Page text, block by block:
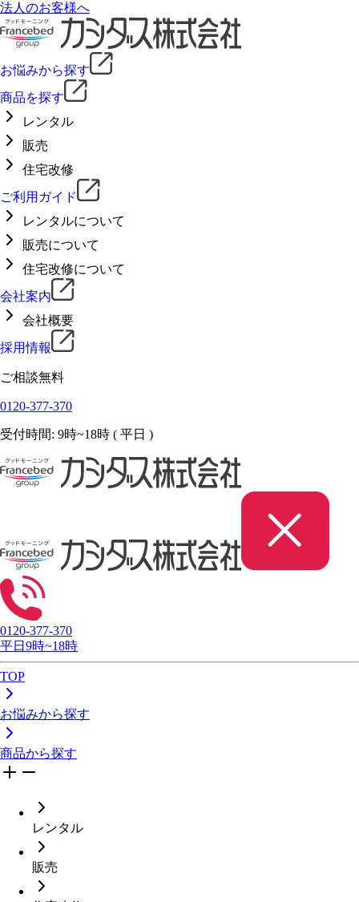
法人のお客様へ
お悩みから探す
商品を探す
レンタル
販売
住宅改修
ご利用ガイド
レンタルについて
販売について
住宅改修について
会社案内
会社概要
採用情報
ご相談無料
0120-377-370
受付時間: 9時~18時 ( 平日 )
0120-377-370
平日9時~18時
TOP
お悩みから探す
商品から探す
レンタル
販売